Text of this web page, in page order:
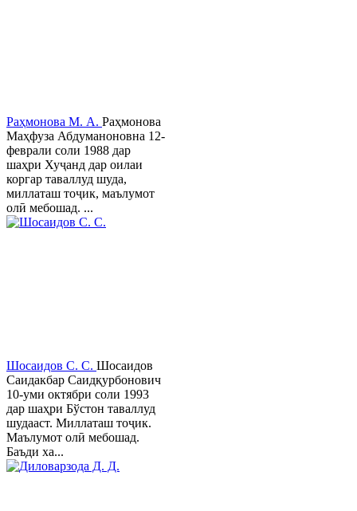
Раҳмонова М. А. Раҳмонова
Маҳфуза Абдуманоновна 12-
феврали соли 1988 дар
шаҳри Хуҷанд дар оилаи
коргар таваллуд шуда,
миллаташ тоҷик, маълумот
олӣ мебошад. ...
Шосаидов С. С. Шосаидов
Саидакбар Саидқурбонович
10-уми октябри соли 1993
дар шаҳри Бўстон таваллуд
шудааст. Миллаташ тоҷик.
Маълумот олӣ мебошад.
Баъди ха...